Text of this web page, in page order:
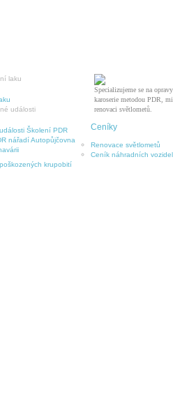
Školení PDR
nářadíAutopůjčovna
Specializujeme se na
karoserie metodou PDR,
renovaci světlometů.
Ceníky
Renovace světlometů
Ceník náhradních vozidel
krupobití